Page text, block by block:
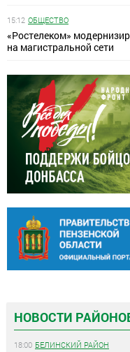
15:12 ОБЩЕСТВО
«Ростелеком»
на магистральной сети
НОВОСТИ
18:00 БЕЛИНСКИЙ РАЙОН